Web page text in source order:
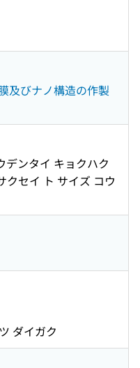
及びナノ構造の作製
デンタイ キョクハク
クセイ ト サイズ コウ
ダイガク